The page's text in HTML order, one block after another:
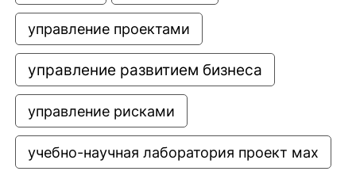
управление проектами
управление развитием бизнеса
управление рисками
учебно-научная лаборатория проект мах